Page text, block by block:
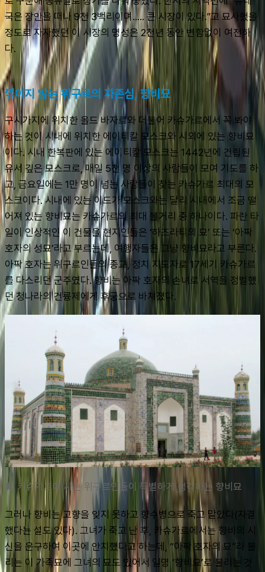
국은 장안을 떠나 9천 3백리이며..... 큰 시장이 있다.”고 묘사했을
정도로 자자했던 이 시장의 명성은 2천년 동안 변함없이 여전하
다.
꺾이지 않는 위구르의 자존심, 향비묘
구시가지에 위치한 올드 바자르와 더불어 카슈가르에서 꼭 봐야
하는 것이 시내에 위치한 에이티칼 모스크와 시외에 있는 향비묘
이다. 시내 한복판에 있는 에이티칼 모스크는 1442년에 건립된
유서 깊은 모스크로, 매일 5천 명 이상의 사람들이 모여 기도를 하
고, 금요일에는 1만 명이 넘는 사람들이 찾는 카슈가르 최대의 모
스크이다. 시내에 있는 이드가 모스크와는 달리 시내에서 조금 떨
어져 있는 향비묘는 카슈가르의 최대 볼거리 중 하나이다. 파란 타
일이 인상적인 이 건물을 현지인들은 ‘하즈라티의 묘’ 또는 ‘아팍
호자의 성묘’라고 부르는데, 여행자들은 그냥 향비묘라고 부른다.
아팍 호자는 위구르인들의 종교, 정치 지도자로 17세기 카슈가르
를 다스리던 군주였다. 향비는 아팍 호자의 손녀로 서역을 정벌했
던 청나라의 건륭제에게 후궁으로 바쳐졌다.
▶ 카슈가르에 사는 위구르인들이 특별하게 생각하는 향비묘
그러나 향비는 고향을 잊지 못하고 향수병으로 죽고 말았다(자결
했다는 설도 있다). 그녀가 죽고 난 후, 카슈가르에서는 향비의 시
신을 운구하여 이곳에 안치했다고 하는데, “아팍 호자의 묘”라 불
리는 이 가족묘에 그녀의 묘도 있어서 일명 ‘향비묘’로 불리는 것